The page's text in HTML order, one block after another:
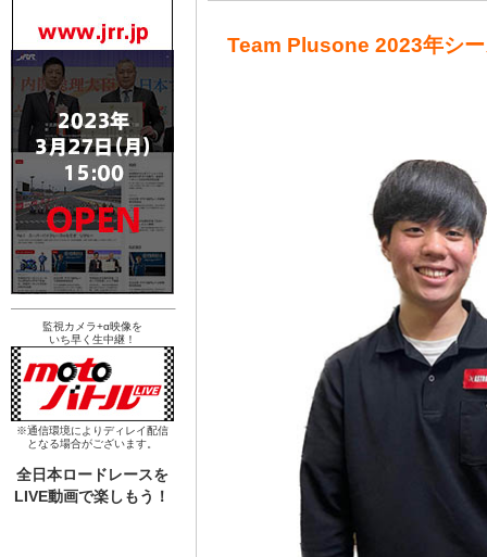
監視カメラ+α映像を
いち早く生中継！
※通信環境によりディレイ配信
となる場合がございます。
全日本ロードレースを
LIVE動画で楽しもう！
Team Plusone 2023年シ